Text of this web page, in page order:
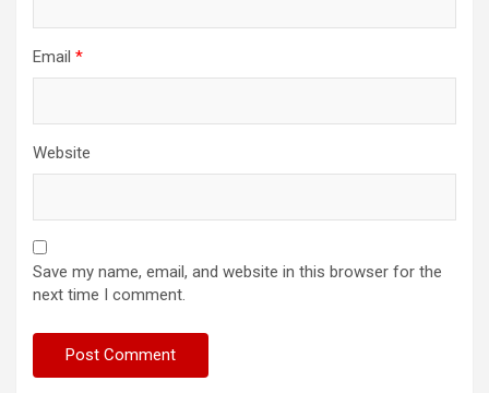
Email *
Website
Save my name, email, and website in this browser for the
next time I comment.